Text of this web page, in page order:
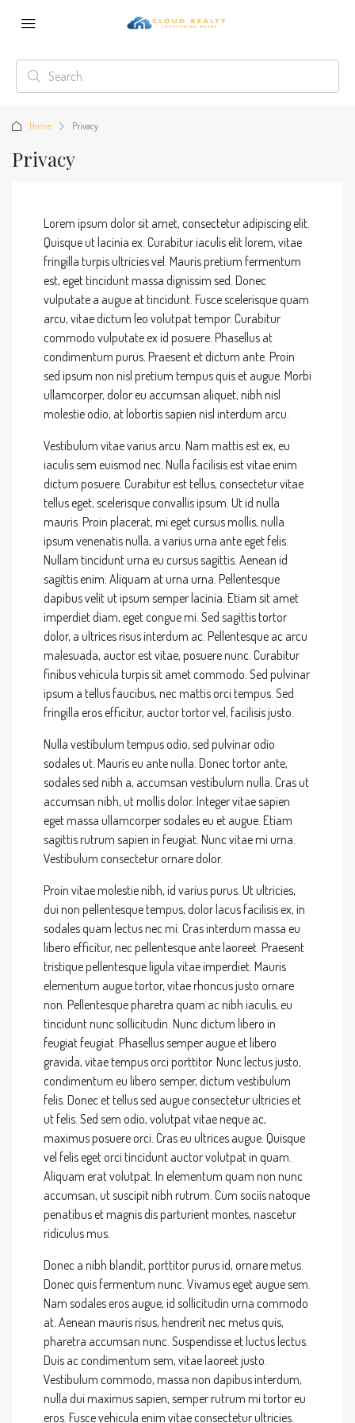
Home Privacy
Privacy
Lorem ipsum dolor sit amet, consectetur adipiscing elit.
Quisque ut lacinia ex. Curabitur iaculis elit lorem, vitae
fringilla turpis ultricies vel. Mauris pretium fermentum
est, eget tincidunt massa dignissim sed. Donec
vulputate a augue at tincidunt. Fusce scelerisque quam
arcu, vitae dictum leo volutpat tempor. Curabitur
commodo vulputate ex id posuere. Phasellus at
condimentum purus. Praesent et dictum ante. Proin
sed ipsum non nisl pretium tempus quis et augue. Morbi
ullamcorper, dolor eu accumsan aliquet, nibh nisl
molestie odio, at lobortis sapien nisl interdum arcu.
Vestibulum vitae varius arcu. Nam mattis est ex, eu
iaculis sem euismod nec. Nulla facilisis est vitae enim
dictum posuere. Curabitur est tellus, consectetur vitae
tellus eget, scelerisque convallis ipsum. Ut id nulla
mauris. Proin placerat, mi eget cursus mollis, nulla
ipsum venenatis nulla, a varius urna ante eget felis.
Nullam tincidunt urna eu cursus sagittis. Aenean id
sagittis enim. Aliquam at urna urna. Pellentesque
dapibus velit ut ipsum semper lacinia. Etiam sit amet
imperdiet diam, eget congue mi. Sed sagittis tortor
dolor, a ultrices risus interdum ac. Pellentesque ac arcu
malesuada, auctor est vitae, posuere nunc. Curabitur
finibus vehicula turpis sit amet commodo. Sed pulvinar
ipsum a tellus faucibus, nec mattis orci tempus. Sed
fringilla eros efficitur, auctor tortor vel, facilisis justo.
Nulla vestibulum tempus odio, sed pulvinar odio
sodales ut. Mauris eu ante nulla. Donec tortor ante,
sodales sed nibh a, accumsan vestibulum nulla. Cras ut
accumsan nibh, ut mollis dolor. Integer vitae sapien
eget massa ullamcorper sodales eu et augue. Etiam
sagittis rutrum sapien in feugiat. Nunc vitae mi urna.
Vestibulum consectetur ornare dolor.
Proin vitae molestie nibh, id varius purus. Ut ultricies,
dui non pellentesque tempus, dolor lacus facilisis ex, in
sodales quam lectus nec mi. Cras interdum massa eu
libero efficitur, nec pellentesque ante laoreet. Praesent
tristique pellentesque ligula vitae imperdiet. Mauris
elementum augue tortor, vitae rhoncus justo ornare
non. Pellentesque pharetra quam ac nibh iaculis, eu
tincidunt nunc sollicitudin. Nunc dictum libero in
feugiat feugiat. Phasellus semper augue et libero
gravida, vitae tempus orci porttitor. Nunc lectus justo,
condimentum eu libero semper, dictum vestibulum
felis. Donec et tellus sed augue consectetur ultricies et
ut felis. Sed sem odio, volutpat vitae neque ac,
maximus posuere orci. Cras eu ultrices augue. Quisque
vel felis eget orci tincidunt auctor volutpat in quam.
Aliquam erat volutpat. In elementum quam non nunc
accumsan, ut suscipit nibh rutrum. Cum sociis natoque
penatibus et magnis dis parturient montes, nascetur
ridiculus mus.
Donec a nibh blandit, porttitor purus id, ornare metus.
Donec quis fermentum nunc. Vivamus eget augue sem.
Nam sodales eros augue, id sollicitudin urna commodo
at. Aenean mauris risus, hendrerit nec metus quis,
pharetra accumsan nunc. Suspendisse et luctus lectus.
Duis ac condimentum sem, vitae laoreet justo.
Vestibulum commodo, massa non dapibus interdum,
nulla dui maximus sapien, semper rutrum mi tortor eu
eros. Fusce vehicula enim vitae consectetur ultricies.